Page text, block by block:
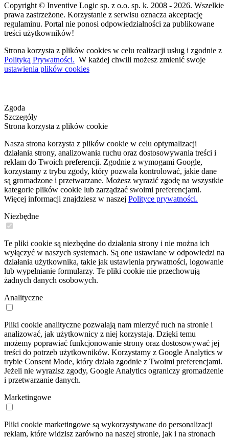
Copyright © Inventive Logic sp. z o.o. sp. k. 2008 - 2026. Wszelkie
prawa zastrzeżone. Korzystanie z serwisu oznacza akceptację
regulaminu. Portal nie ponosi odpowiedzialności za publikowane
treści użytkowników!
Strona korzysta z plików cookies w celu realizacji usług i zgodnie z
Polityką Prywatności. W każdej chwili możesz zmienić swoje
ustawienia plików cookies
Zgoda
Szczegóły
Strona korzysta z plików cookie
Nasza strona korzysta z plików cookie w celu optymalizacji
działania strony, analizowania ruchu oraz dostosowywania treści i
reklam do Twoich preferencji. Zgodnie z wymogami Google,
korzystamy z trybu zgody, który pozwala kontrolować, jakie dane
są gromadzone i przetwarzane. Możesz wyrazić zgodę na wszystkie
kategorie plików cookie lub zarządzać swoimi preferencjami.
Więcej informacji znajdziesz w naszej Polityce prywatności.
Niezbędne
Te pliki cookie są niezbędne do działania strony i nie można ich
wyłączyć w naszych systemach. Są one ustawiane w odpowiedzi na
działania użytkownika, takie jak ustawienia prywatności, logowanie
lub wypełnianie formularzy. Te pliki cookie nie przechowują
żadnych danych osobowych.
Analityczne
Pliki cookie analityczne pozwalają nam mierzyć ruch na stronie i
analizować, jak użytkownicy z niej korzystają. Dzięki temu
możemy poprawiać funkcjonowanie strony oraz dostosowywać jej
treści do potrzeb użytkowników. Korzystamy z Google Analytics w
trybie Consent Mode, który działa zgodnie z Twoimi preferencjami.
Jeżeli nie wyrazisz zgody, Google Analytics ograniczy gromadzenie
i przetwarzanie danych.
Marketingowe
Pliki cookie marketingowe są wykorzystywane do personalizacji
reklam, które widzisz zarówno na naszej stronie, jak i na stronach